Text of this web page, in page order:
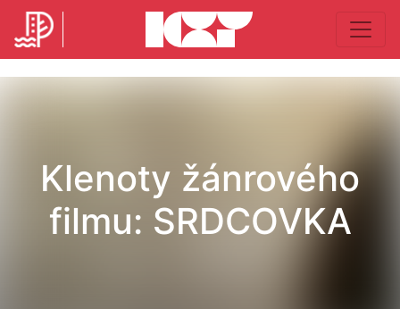
Klenoty žánrového
filmu: SRDCOVKA